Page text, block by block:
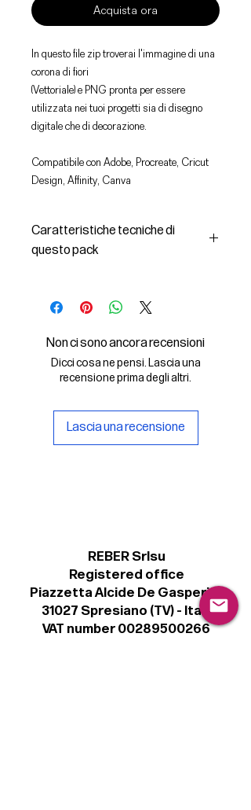
Acquista ora
In questo file zip troverai l'immagine di una
corona di fiori
(Vettoriale) e PNG pronta per essere
utilizzata nei tuoi progetti sia di disegno
digitale che di decorazione.
Compatibile con Adobe, Procreate, Cricut
Design, Affinity, Canva
Caratteristiche tecniche di
questo pack
- le immagini descritte in formato
- la licenza d'uso delle grafiche
Il File SVG è compatibile con Adobe,
Cricut Design, Cricut
Procreate e Affinity
Non ci sono ancora recensioni
Dicci cosa ne pensi. Lascia una
recensione prima degli altri.
Lascia una recensione
REBER Srlsu
Registered office
Piazzetta Alcide De Gasperi, 3
31027 Spresiano (TV) - Italy
VAT number 00289500266